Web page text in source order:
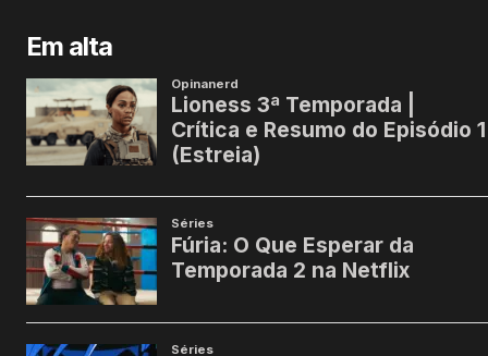
Em alta